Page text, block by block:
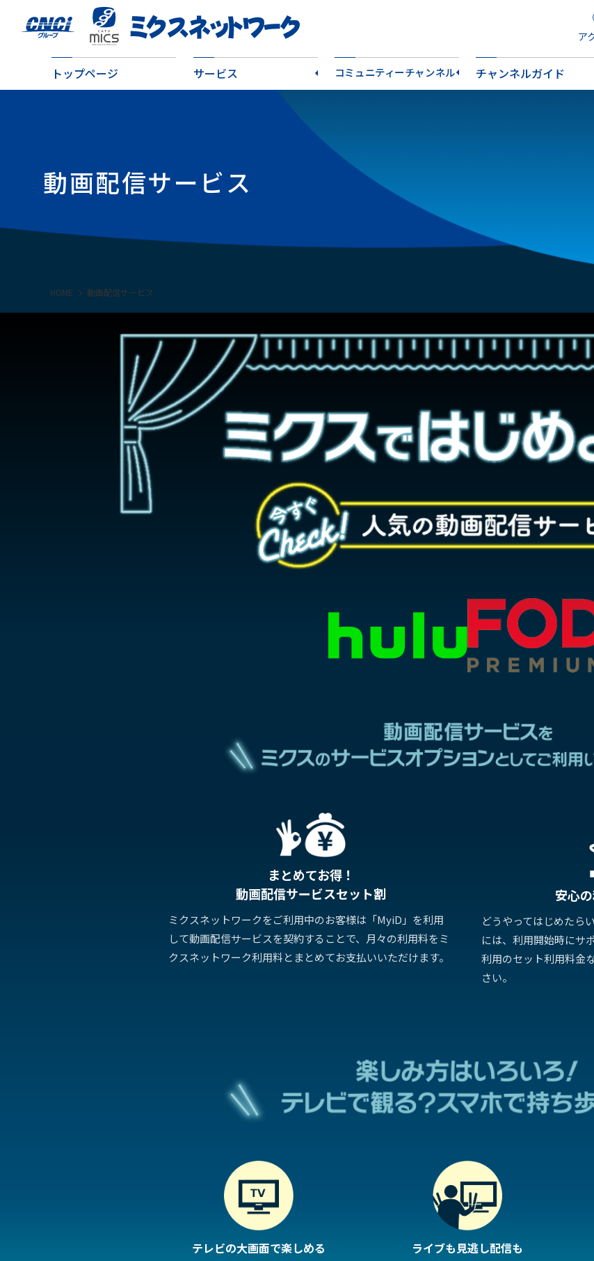
ア
トップページ サービス コミュニティーチャンネル チャンネルガイド
動画配信サービス
HOME 動画配信サービス
まとめてお得！
動画配信サービスセット割
ミクスネットワークをご利用中のお客様は「MyiD」を利用
して動画配信サービスを契約することで、月々の利用料をミ
クスネットワーク利用料とまとめてお支払いいただけます。
安心
どうやってはじめたら
には、利用開始時にサ
利用のセット利用料金
さい。
テレビの大画面で楽しめる
ライブも見逃し配信も